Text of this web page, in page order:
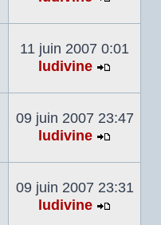
le
dernier
11 juin 2007 0:01
ludivine
le
dernier
09 juin 2007 23:47
ludivine
le
dernier
09 juin 2007 23:31
ludivine